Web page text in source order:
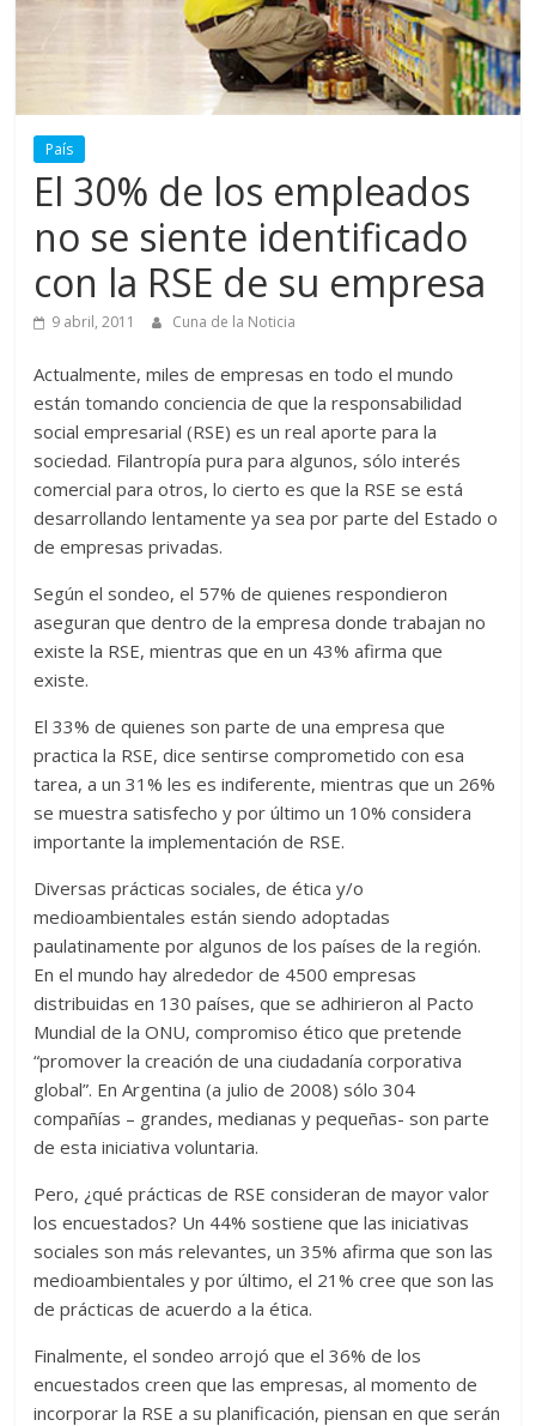
País
El 30% de los empleados
no se siente identificado
con la RSE de su empresa
9 abril, 2011 Cuna de la Noticia
Actualmente, miles de empresas en todo el mundo
están tomando conciencia de que la responsabilidad
social empresarial (RSE) es un real aporte para la
sociedad. Filantropía pura para algunos, sólo interés
comercial para otros, lo cierto es que la RSE se está
desarrollando lentamente ya sea por parte del Estado o
de empresas privadas.
Según el sondeo, el 57% de quienes respondieron
aseguran que dentro de la empresa donde trabajan no
existe la RSE, mientras que en un 43% afirma que
existe.
El 33% de quienes son parte de una empresa que
practica la RSE, dice sentirse comprometido con esa
tarea, a un 31% les es indiferente, mientras que un 26%
se muestra satisfecho y por último un 10% considera
importante la implementación de RSE.
Diversas prácticas sociales, de ética y/o
medioambientales están siendo adoptadas
paulatinamente por algunos de los países de la región.
En el mundo hay alrededor de 4500 empresas
distribuidas en 130 países, que se adhirieron al Pacto
Mundial de la ONU, compromiso ético que pretende
“promover la creación de una ciudadanía corporativa
global”. En Argentina (a julio de 2008) sólo 304
compañías – grandes, medianas y pequeñas- son parte
de esta iniciativa voluntaria.
Pero, ¿qué prácticas de RSE consideran de mayor valor
los encuestados? Un 44% sostiene que las iniciativas
sociales son más relevantes, un 35% afirma que son las
medioambientales y por último, el 21% cree que son las
de prácticas de acuerdo a la ética.
Finalmente, el sondeo arrojó que el 36% de los
encuestados creen que las empresas, al momento de
incorporar la RSE a su planificación, piensan en que serán